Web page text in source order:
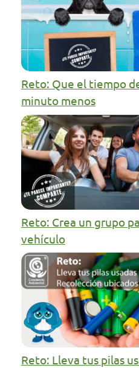
Reto: Que el tiempo
minuto menos
Reto: Crea un grupo
vehículo
Reto: Lleva tus pilas